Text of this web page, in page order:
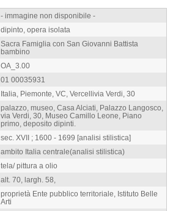
- immagine non disponibile -
dipinto, opera isolata
Sacra Famiglia con San Giovanni Battista
bambino
OA_3.00
01 00035931
Italia, Piemonte, VC, Vercellivia Verdi, 30
palazzo, museo, Casa Alciati, Palazzo Langosco,
via Verdi, 30, Museo Camillo Leone, Piano
primo, deposito dipinti.
sec. XVII ; 1600 - 1699 [analisi stilistica]
ambito Italia centrale(analisi stilistica)
tela/ pittura a olio
alt. 70, largh. 58,
proprietà Ente pubblico territoriale, Istituto Belle
Arti